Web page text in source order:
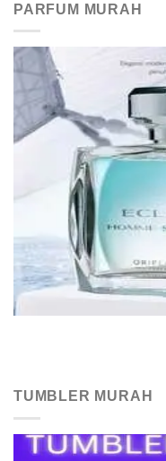
PARFUM MURAH
TUMBLER MURAH